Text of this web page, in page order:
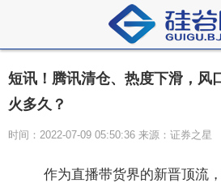
短讯！腾讯清仓、热度下滑，风
火多久？
时间：2022-07-09 05:50:36 来源：证券之星
作为直播带货界的新晋顶流